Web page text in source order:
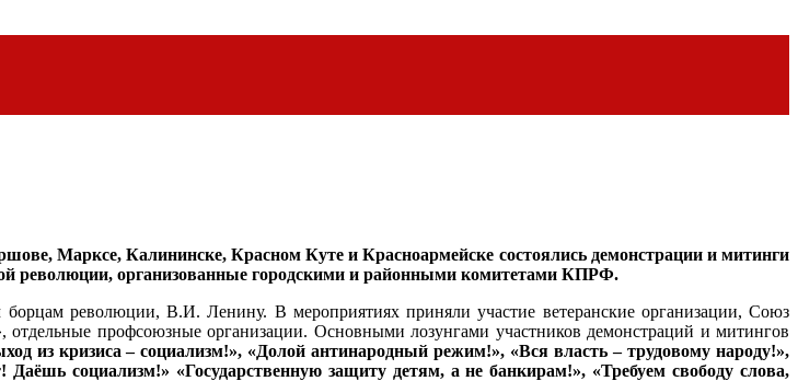
Марксе, Калининске, Красном Куте и Красноармейске состоялись демонстрации и митинги
революции, организованные городскими и районными комитетами КПРФ.
революции, В.И. Ленину. В мероприятиях приняли участие ветеранские организации, Союз
профсоюзные организации. Основными лозунгами участников демонстраций и митингов
из кризиса – социализм!», «Долой антинародный режим!», «Вся власть – трудовому народу!»,
социализм!» «Государственную защиту детям, а не банкирам!», «Требуем свободу слова,